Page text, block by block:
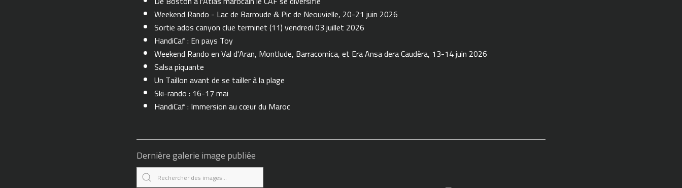
Weekend Rando - Lac de Barroude & Pic de Neouvielle, 20-21 juin 2026
Sortie ados canyon clue terminet (11) vendredi 03 juillet 2026
HandiCaf : En pays Toy
Weekend Rando en Val d'Aran, Montlude, Barracomica, et Era Ansa dera Caudèra, 13-14 juin 2026
Salsa piquante
Un Taillon avant de se tailler à la plage
Ski-rando : 16-17 mai
HandiCaf : Immersion au cœur du Maroc
Dernière galerie image publiée